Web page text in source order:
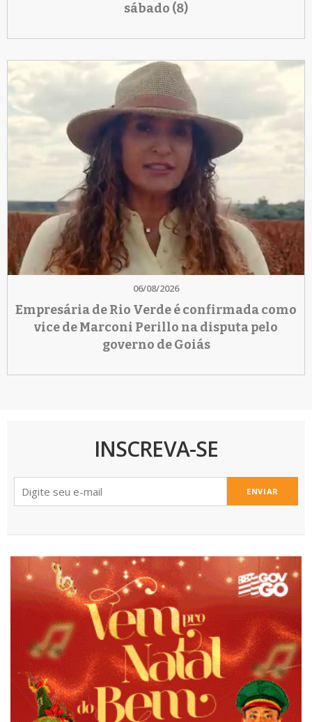
sábado (8)
06/08/2026
Empresária de Rio Verde é confirmada como
vice de Marconi Perillo na disputa pelo
governo de Goiás
INSCREVA-SE
ENVIAR